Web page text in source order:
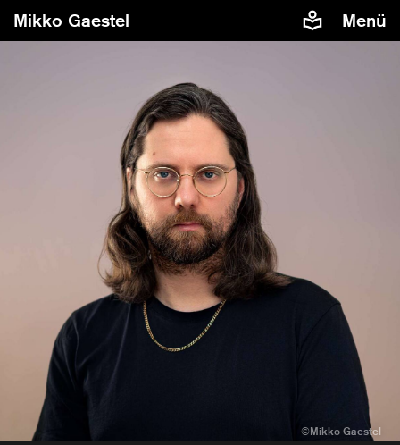
Mikko Gaestel Menü